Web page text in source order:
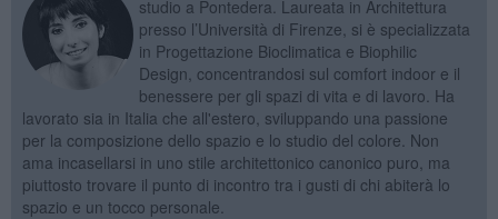
studio a Pontedera. Laureata in Architettura
presso l’Università di Firenze, si è specializzata
in Progettazione Bioclimatica e Biophilic
Design, concentrandosi sul comfort indoor e il
benessere per gli spazi di vita e di lavoro. Ha
lavorato sia in Italia che all'estero, sviluppando una passione
per la composizione dello spazio e lo studio del colore. Non
ama incasellarsi in uno stile architettonico canonico puro, ma
piuttosto trovare il punto di incontro tra i gusti di chi abiterà lo
spazio e un tocco personale.